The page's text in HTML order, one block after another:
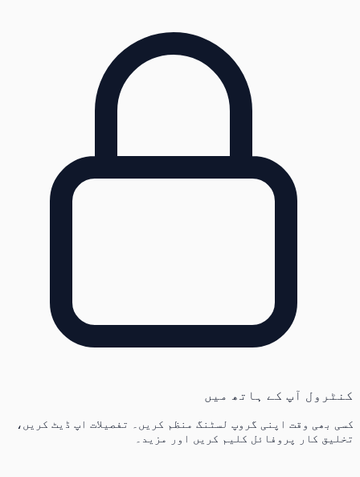
کنٹرول آپ کے ہاتھ میں
کسی بھی وقت اپنی گروپ لسٹنگ منظم کریں۔ تفصیلات اپ ڈیٹ کریں،
تخلیق کار پروفائل کلیم کریں اور مزید۔